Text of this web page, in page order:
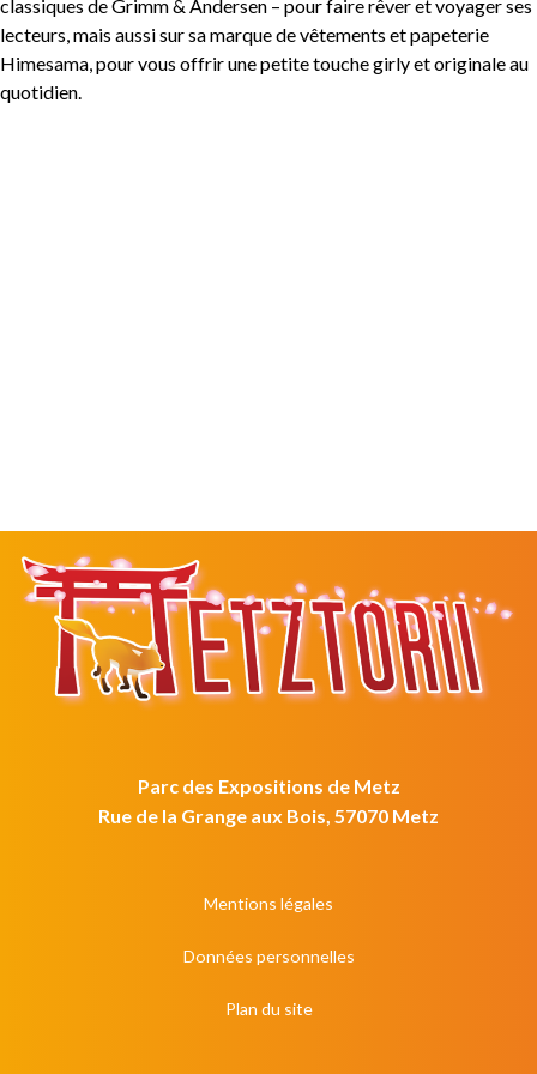
classiques de Grimm & Andersen – pour faire rêver et voyager ses
lecteurs, mais aussi sur sa marque de vêtements et papeterie
Himesama, pour vous offrir une petite touche girly et originale au
quotidien.
Parc des Expositions de Metz
Rue de la Grange aux Bois, 57070 Metz
Mentions légales
Données personnelles
Plan du site